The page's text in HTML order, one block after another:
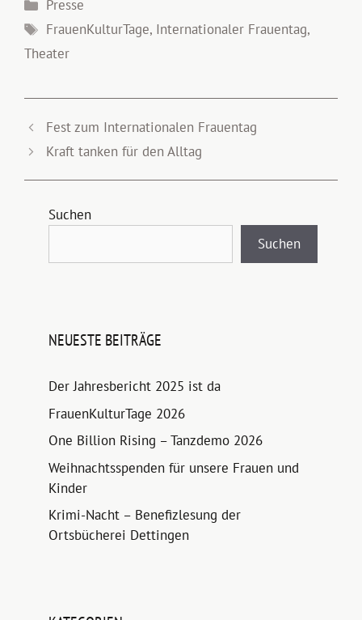
Presse
Schlagwörter
FrauenKulturTage, Internationaler Frauentag,
Theater
Fest zum Internationalen Frauentag
Kraft tanken für den Alltag
Suchen
Suchen
NEUESTE BEITRÄGE
Der Jahresbericht 2025 ist da
FrauenKulturTage 2026
One Billion Rising – Tanzdemo 2026
Weihnachtsspenden für unsere Frauen und
Kinder
Krimi-Nacht – Benefizlesung der
Ortsbücherei Dettingen